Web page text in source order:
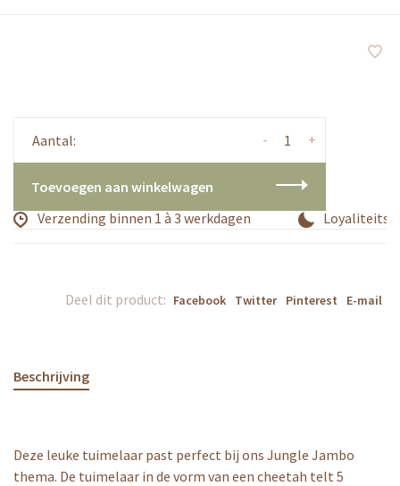
Aantal: +
-
Toevoegen aan winkelwagen
Verzending binnen 1 à 3 werkdagen
Deel dit product: Facebook Twitter Pinterest E-mail
Beschrijving
Deze leuke tuimelaar past perfect bij ons Jungle Jambo
thema. De tuimelaar in de vorm van een cheetah telt 5